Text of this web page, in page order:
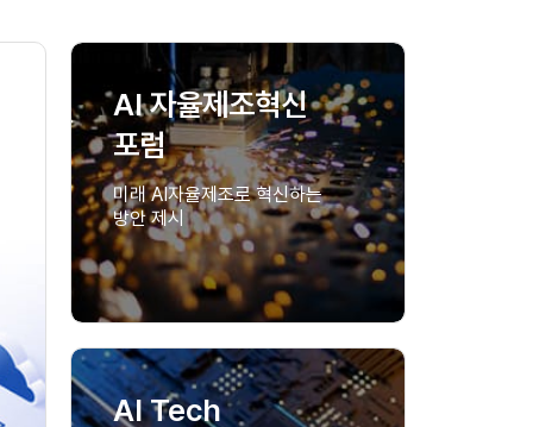
AI 자율제조혁신
포럼
미래 AI자율제조로 혁신하는
방안 제시
AI Tech